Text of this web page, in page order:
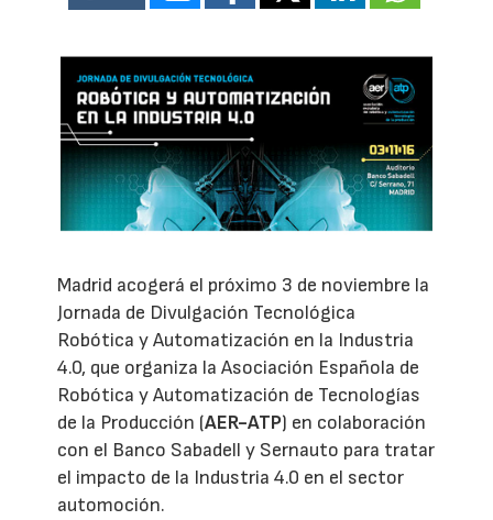
Madrid acogerá el próximo 3 de noviembre la
Jornada de Divulgación Tecnológica
Robótica y Automatización en la Industria
4.0, que organiza la Asociación Española de
Robótica y Automatización de Tecnologías
de la Producción (AER-ATP) en colaboración
con el Banco Sabadell y Sernauto para tratar
el impacto de la Industria 4.0 en el sector
automoción.